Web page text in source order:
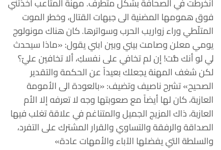
انخرطت في الصحافة بشكل متطرف. مهنة المتاعب أخذتني
فوق همومها المضنية الى جبهات القتال، وخطر الموت
المتلّطي وراء زواريب الحرب وسواترها. كان هناك مونولوج
يومي معلن وصامت بيني وبين ابني يقول: «ماذا سيحدث
لي لو أنك مُّت! إن لم تخافي على نفسكِ، ألا تخافين عليّ؟
لكن شغف المهنة يجعلك بعيداً عن الحكمة والتقدير
الصحيح» تشرح ناصيف وتضيف: «بالعودة الى الأمومة
العازبة، كان لها أيضاً مع صعوبتها وجه لا تعرفه إلا الأم
العازبة، ذاك المزيج الجميل والمتناغم في علاقة تغلب فيها
الصداقة والرفقة والتساوي والقرار المشترك على التفرد،
والسلطة التي يفضلها الآباء والأمهات عادة»